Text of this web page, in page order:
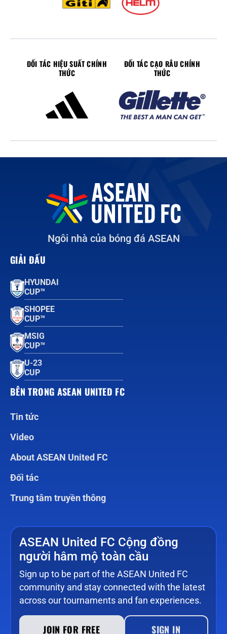
ĐỐI TÁC HIỆU SUẤT CHÍNH
THỨC
ĐỐI TÁC CẠO RÂU CHÍNH
THỨC
Ngôi nhà của bóng đá ASEAN
GIẢI ĐẤU
HYUNDAI
CUP™
SHOPEE
CUP™
MSIG
CUP™
U-23
CUP
BÊN TRONG ASEAN UNITED FC
Tin tức
Video
About ASEAN United FC
Đối tác
Trung tâm truyền thông
ASEAN United FC Cộng đồng
người hâm mộ toàn cầu
Sign up to be part of the ASEAN United FC
community and stay connected with the latest
across our tournaments and fan experiences.
JOIN FOR FREE SIGN IN